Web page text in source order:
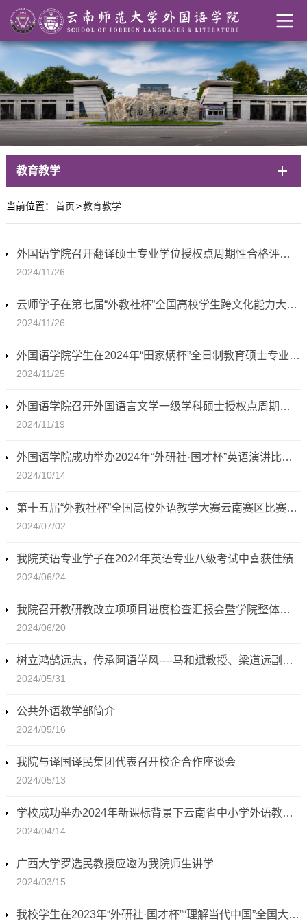
教育教学
当前位置： 首页>教育教学
外国语学院召开翻译硕士专业学位授权点周期性合格评估专家进校评审会
2024/11/26
云师学子在第七届“外教社杯”全国高校学生跨文化能力大赛云南赛区总决赛中取得佳绩
2024/11/26
外国语学院学生在2024年“田家炳杯”全日制教育硕士专业学位研究生学科教学（英语）专业教学技能大赛中斩获佳绩
2024/11/25
外国语学院召开外国语言文学一级学科硕士授权点周期性合格评估专家进校评审会
2024/11/19
外国语学院成功举办2024年“外研社·国才杯”英语演讲比赛校级决赛
2024/10/14
第十五届“外教社杯”全国高校外语教学大赛云南赛区比赛在我校圆满落幕
2024/07/02
我院英语专业学子在2024年英语专业八级考试中喜获佳绩
2024/06/24
我院召开教研教改立项项目进度检查汇报会暨学院整体工作推进会
2024/06/20
树立鸿鹄远志，传承阿语学风----马和斌教授、梁道远副教授赴我院开展交流与专题讲座
2024/05/31
公共外语教学部简介
2024/05/16
我院与译国译民集团代表召开校企合作座谈会
2024/05/13
学校成功举办2024年新课标背景下云南省中小学外语教学名师学术研讨会
2024/04/14
广西大学罗选民教授应邀为我院师生讲学
2024/03/15
我校学生在2023年“外研社·国才杯”“理解当代中国”全国大学生外语能力大赛（多语种组）获银奖